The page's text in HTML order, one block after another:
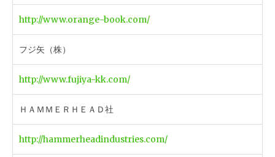
http://www.orange-book.com/
フジ矢（株）
http://www.fujiya-kk.com/
ＨＡＭＭＥＲＨＥＡＤ社
http://hammerheadindustries.com/